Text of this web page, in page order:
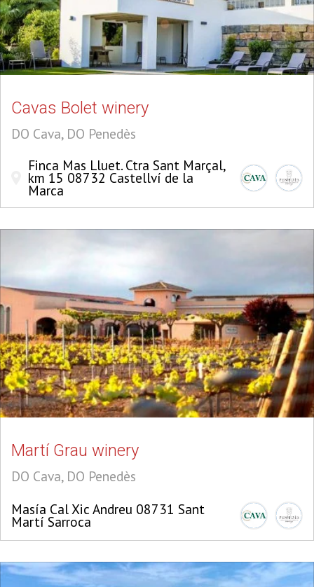
Cavas Bolet winery
DO Cava, DO Penedès
Finca Mas Lluet. Ctra Sant Marçal,
km 15 08732 Castellví de la
Marca
Martí Grau winery
DO Cava, DO Penedès
Masía Cal Xic Andreu 08731 Sant
Martí Sarroca